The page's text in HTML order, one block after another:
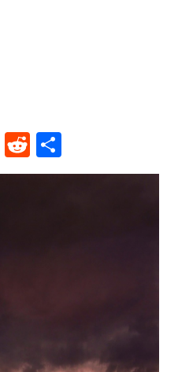
Tumblr
Reddit
有